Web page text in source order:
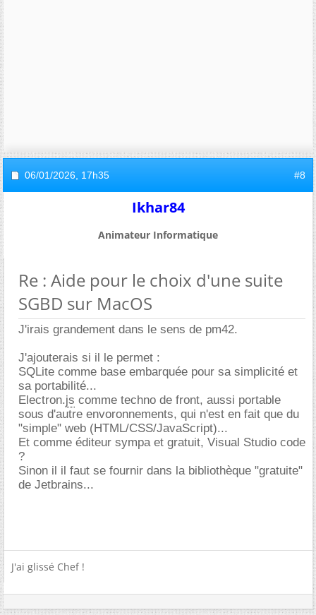
06/01/2026, 17h35 #8
Ikhar84
Animateur Informatique
Re : Aide pour le choix d'une suite
SGBD sur MacOS
J'irais grandement dans le sens de pm42.
J'ajouterais si il le permet :
SQLite comme base embarquée pour sa simplicité et
sa portabilité...
Electron.js comme techno de front, aussi portable
sous d'autre envoronnements, qui n'est en fait que du
"simple" web (HTML/CSS/JavaScript)...
Et comme éditeur sympa et gratuit, Visual Studio code
?
Sinon il il faut se fournir dans la bibliothèque "gratuite"
de Jetbrains...
J'ai glissé Chef !